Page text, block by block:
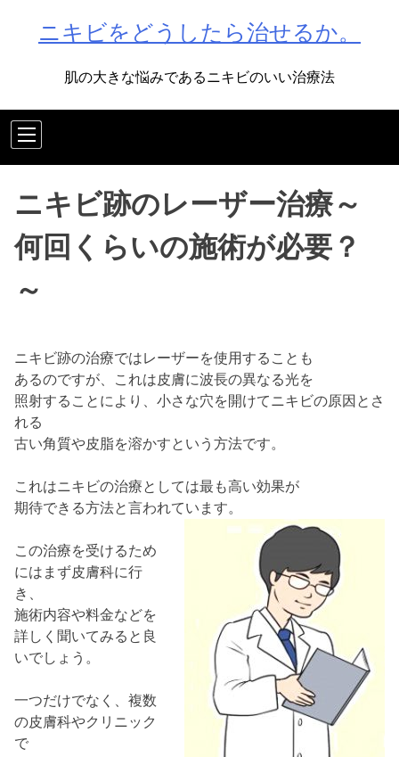
ニキビをどうしたら治せるか。
肌の大きな悩みであるニキビのいい治療法
ニキビ跡のレーザー治療～
何回くらいの施術が必要？
～
ニキビ跡の治療ではレーザーを使用することも
あるのですが、これは皮膚に波長の異なる光を
照射することにより、小さな穴を開けてニキビの原因とさ
れる
古い角質や皮脂を溶かすという方法です。
これはニキビの治療としては最も高い効果が
期待できる方法と言われています。
この治療を受けるため
にはまず皮膚科に行
き、
施術内容や料金などを
詳しく聞いてみると良
いでしょう。
一つだけでなく、複数
の皮膚科やクリニック
で